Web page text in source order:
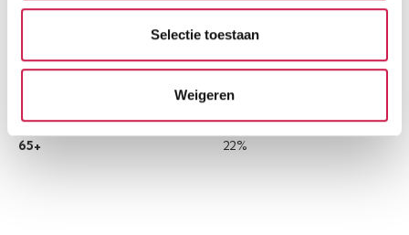
Selectie toestaan
Weigeren
Leeftijd in gemeente
15-15
11%
24%
45-65
31%
65+
22%